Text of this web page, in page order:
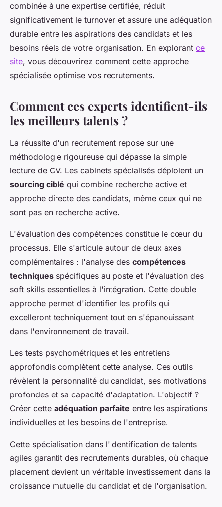
combinée à une expertise certifiée, réduit
significativement le turnover et assure une adéquation
durable entre les aspirations des candidats et les
besoins réels de votre organisation. En explorant ce
site, vous découvrirez comment cette approche
spécialisée optimise vos recrutements.
Comment ces experts identifient-ils
les meilleurs talents ?
La réussite d'un recrutement repose sur une
méthodologie rigoureuse qui dépasse la simple
lecture de CV. Les cabinets spécialisés déploient un
sourcing ciblé qui combine recherche active et
approche directe des candidats, même ceux qui ne
sont pas en recherche active.
L'évaluation des compétences constitue le cœur du
processus. Elle s'articule autour de deux axes
complémentaires : l'analyse des compétences
techniques spécifiques au poste et l'évaluation des
soft skills essentielles à l'intégration. Cette double
approche permet d'identifier les profils qui
excelleront techniquement tout en s'épanouissant
dans l'environnement de travail.
Les tests psychométriques et les entretiens
approfondis complètent cette analyse. Ces outils
révèlent la personnalité du candidat, ses motivations
profondes et sa capacité d'adaptation. L'objectif ?
Créer cette adéquation parfaite entre les aspirations
individuelles et les besoins de l'entreprise.
Cette spécialisation dans l'identification de talents
agiles garantit des recrutements durables, où chaque
placement devient un véritable investissement dans la
croissance mutuelle du candidat et de l'organisation.